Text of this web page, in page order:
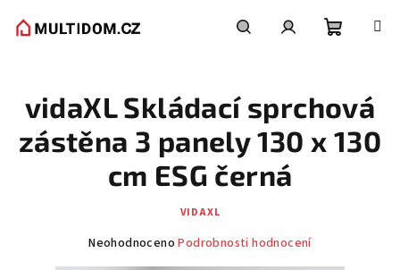
košík
vidaXL Skládací sprchová
zástěna 3 panely 130 x 130
cm ESG černá
VIDAXL
Průměrné
Neohodnoceno Podrobnosti hodnocení